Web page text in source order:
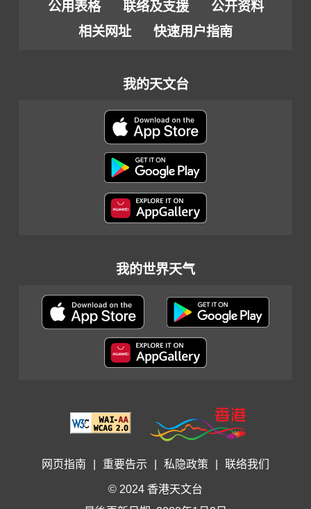
公用表格 联络及支援
公开资料
相关网址
快速用户指南
我的天文台
我的世界天气
网页指南 重要告示 私隐政策 联络我们
© 2024 香港天文台